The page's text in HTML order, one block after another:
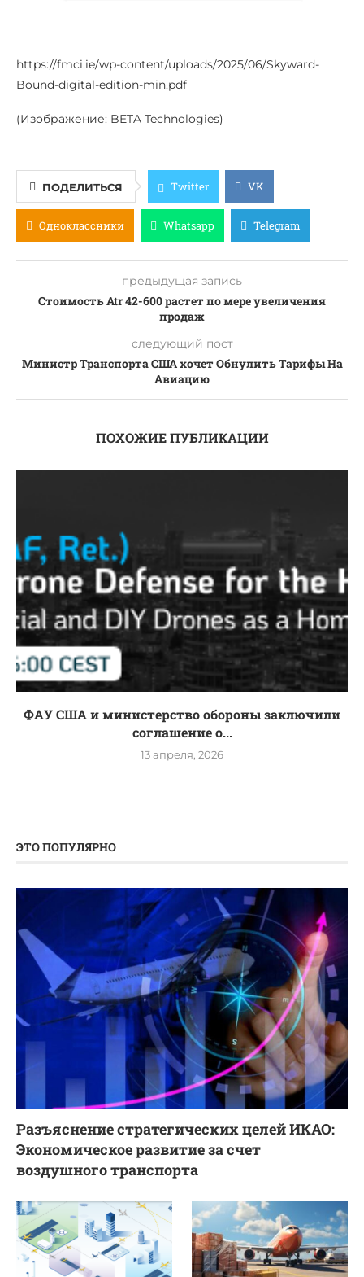
https://fmci.ie/wp-content/uploads/2025/06/Skyward-
Bound-digital-edition-min.pdf
(Изображение: BETA Technologies)
ПОДЕЛИТЬСЯ Twitter VK
Одноклассники Whatsapp Telegram
предыдущая запись
Стоимость Atr 42-600 растет по мере увеличения
продаж
следующий пост
Министр Транспорта США хочет Обнулить Тарифы На
Авиацию
ПОХОЖИЕ ПУБЛИКАЦИИ
ФАУ США и министерство обороны заключили
соглашение о...
13 апреля, 2026
ЭТО ПОПУЛЯРНО
Разъяснение стратегических целей ИКАО:
Экономическое развитие за счет
воздушного транспорта